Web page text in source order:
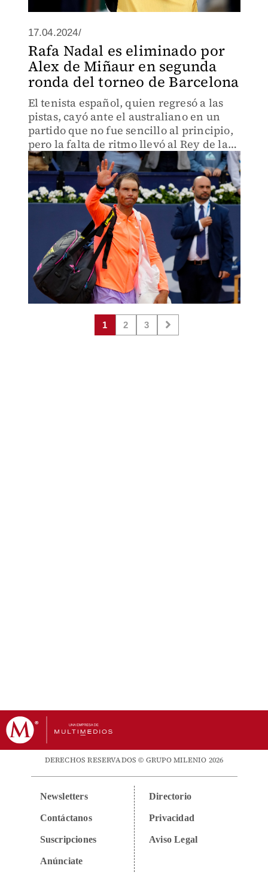
17.04.2024/
Rafa Nadal es eliminado por
Alex de Miñaur en segunda
ronda del torneo de Barcelona
El tenista español, quien regresó a las
pistas, cayó ante el australiano en un
partido que no fue sencillo al principio,
pero la falta de ritmo llevó al Rey de la
arcilla a perder el juego.
1 2 3
DERECHOS RESERVADOS © GRUPO MILENIO 2026
Newsletters
Contáctanos
Suscripciones
Anúnciate
Directorio
Privacidad
Aviso Legal